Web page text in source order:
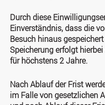
Durch diese
Einverständnis, dass die
Besuch hinaus
Speicherung erfolgt
für höchstens 2 Jahre.
Nach Ablauf der Frist
im Falle von gesetzlichen